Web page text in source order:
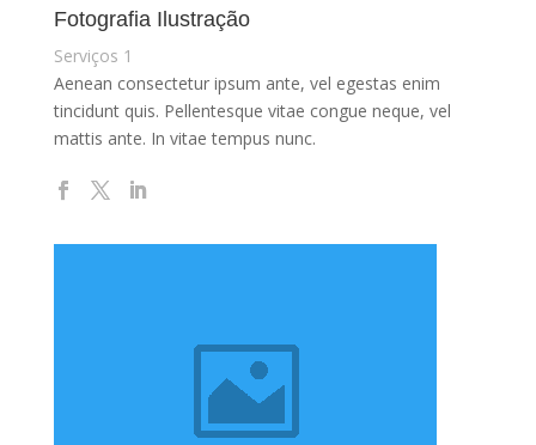
Fotografia Ilustração
Serviços 1
Aenean consectetur ipsum ante, vel egestas enim
tincidunt quis. Pellentesque vitae congue neque, vel
mattis ante. In vitae tempus nunc.